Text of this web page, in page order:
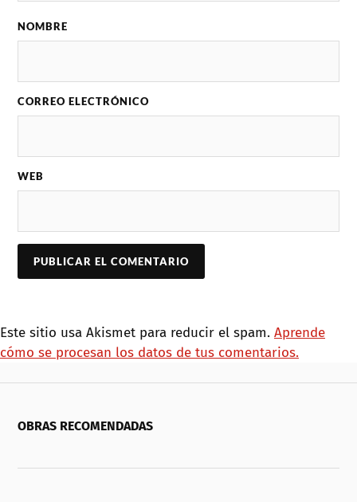
NOMBRE
CORREO ELECTRÓNICO
WEB
Este sitio usa Akismet para reducir el spam. Aprende
cómo se procesan los datos de tus comentarios.
OBRAS RECOMENDADAS